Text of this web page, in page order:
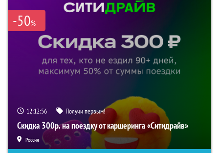
-50%
12:12:56 Получи первым!
Скидка 300р. на поездку от каршеринга «Ситидрайв»
Россия